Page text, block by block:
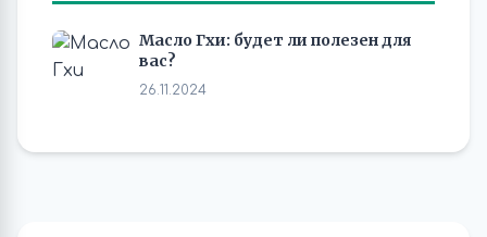
Масло Гхи: будет ли полезен для
вас?
26.11.2024